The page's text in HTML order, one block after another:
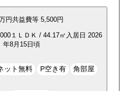
円共益費等 5,500円
１ＬＤＫ / 44.17㎡ 入居日 2026
年8月15日頃
ット無料 P空き有 角部屋